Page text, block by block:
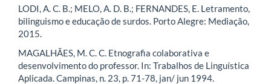
LODI, A. C. B.; MELO, A. D. B.; FERNANDES, E. Letramento,
bilinguismo e educação de surdos. Porto Alegre: Mediação,
2015.
MAGALHÃES, M. C. C. Etnografia colaborativa e
desenvolvimento do professor. In: Trabalhos de Linguística
Aplicada. Campinas, n. 23, p. 71-78, jan/ jun 1994.